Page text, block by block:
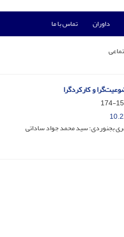
داوران تماس با ما
و کارکردگرا
بجنوردی؛ سید محمد جواد ساداتی